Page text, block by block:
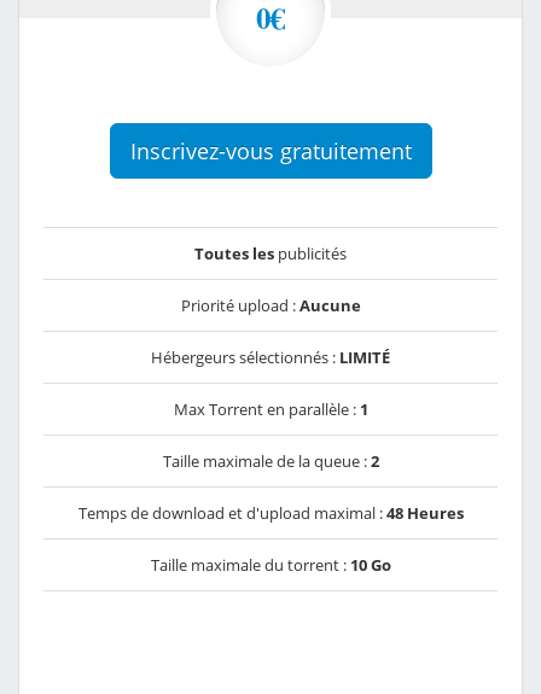
0€
Inscrivez-vous gratuitement
Toutes les publicités
Priorité upload :Aucune
Hébergeurs sélectionnés : LIMITÉ
Max Torrent en parallèle : 1
Taille maximale de la queue :2
Temps de download et d'upload maximal :48 Heures
Taille maximale du torrent : 10 Go